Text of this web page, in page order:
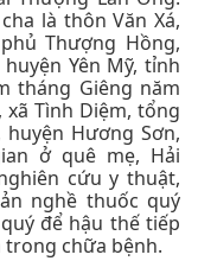
là thôn Văn Xá,
Thượng Hồng,
Yên Mỹ, tỉnh
tháng Giêng năm
Tình Diệm, tổng
Hương Sơn,
ở quê mẹ, Hải
cứu y thuật,
nghề thuốc quý
để hậu thế tiếp
chữa bệnh.